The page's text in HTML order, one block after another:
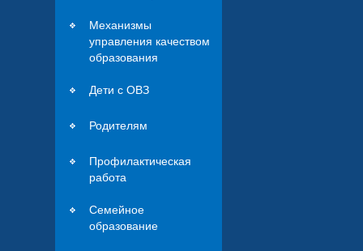
Механизмы
управления качеством
образования
Дети с ОВЗ
Родителям
Профилактическая
работа
Семейное
образование